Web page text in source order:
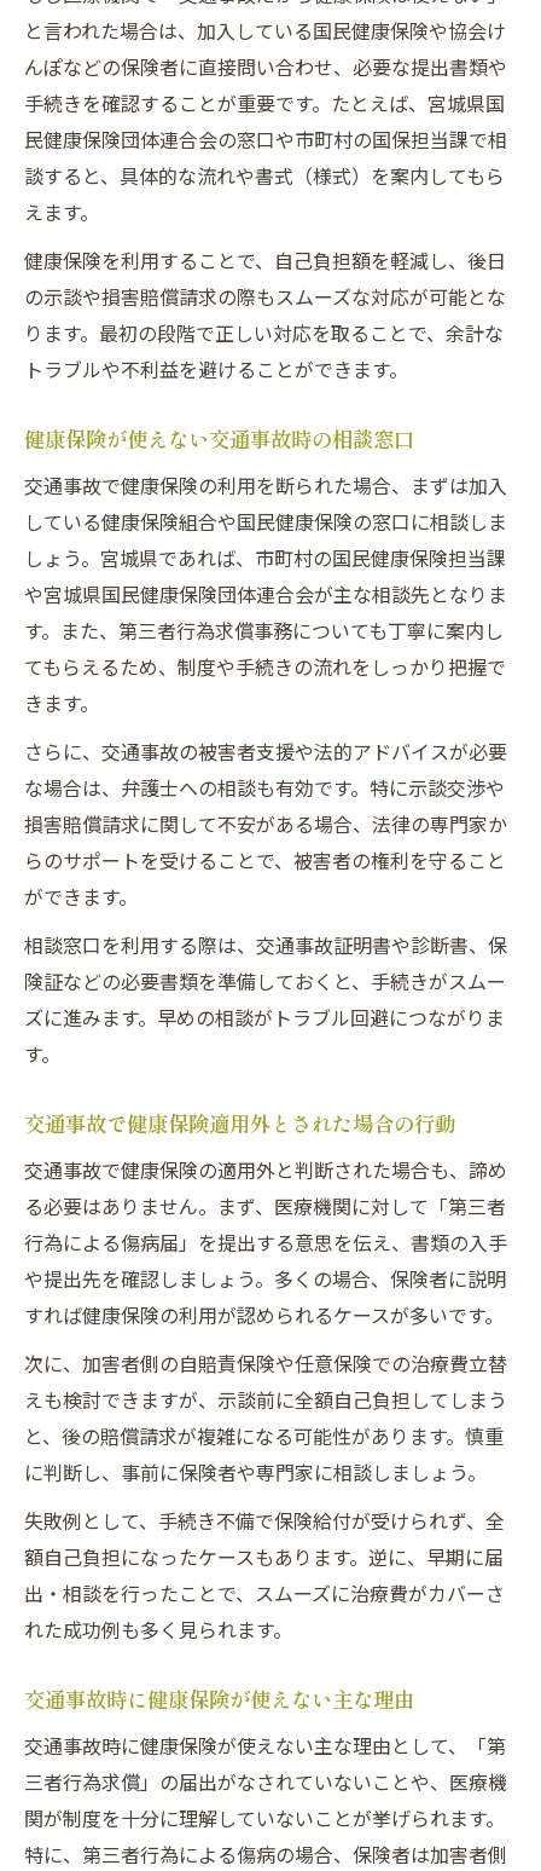
と言われた場合は、加入している国民健康保険や協会け
んぽなどの保険者に直接問い合わせ、必要な提出書類や
手続きを確認することが重要です。たとえば、宮城県国
民健康保険団体連合会の窓口や市町村の国保担当課で相
談すると、具体的な流れや書式（様式）を案内してもら
えます。
健康保険を利用することで、自己負担額を軽減し、後日
の示談や損害賠償請求の際もスムーズな対応が可能とな
ります。最初の段階で正しい対応を取ることで、余計な
トラブルや不利益を避けることができます。
健康保険が使えない交通事故時の相談窓口
交通事故で健康保険の利用を断られた場合、まずは加入
している健康保険組合や国民健康保険の窓口に相談しま
しょう。宮城県であれば、市町村の国民健康保険担当課
や宮城県国民健康保険団体連合会が主な相談先となりま
す。また、第三者行為求償事務についても丁寧に案内し
てもらえるため、制度や手続きの流れをしっかり把握で
きます。
さらに、交通事故の被害者支援や法的アドバイスが必要
な場合は、弁護士への相談も有効です。特に示談交渉や
損害賠償請求に関して不安がある場合、法律の専門家か
らのサポートを受けることで、被害者の権利を守ること
ができます。
相談窓口を利用する際は、交通事故証明書や診断書、保
険証などの必要書類を準備しておくと、手続きがスムー
ズに進みます。早めの相談がトラブル回避につながりま
す。
交通事故で健康保険適用外とされた場合の行動
交通事故で健康保険の適用外と判断された場合も、諦め
る必要はありません。まず、医療機関に対して「第三者
行為による傷病届」を提出する意思を伝え、書類の入手
や提出先を確認しましょう。多くの場合、保険者に説明
すれば健康保険の利用が認められるケースが多いです。
次に、加害者側の自賠責保険や任意保険での治療費立替
えも検討できますが、示談前に全額自己負担してしまう
と、後の賠償請求が複雑になる可能性があります。慎重
に判断し、事前に保険者や専門家に相談しましょう。
失敗例として、手続き不備で保険給付が受けられず、全
額自己負担になったケースもあります。逆に、早期に届
出・相談を行ったことで、スムーズに治療費がカバーさ
れた成功例も多く見られます。
交通事故時に健康保険が使えない主な理由
交通事故時に健康保険が使えない主な理由として、「第
三者行為求償」の届出がなされていないことや、医療機
関が制度を十分に理解していないことが挙げられます。
特に、第三者行為による傷病の場合、保険者は加害者側